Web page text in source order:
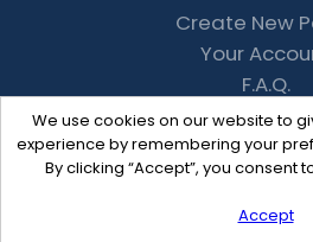
We use cookies on our website to
experience by remembering your
By clicking “Accept”, you consent
Accept
Create New
Your
F.A.Q.
Recent
Contact